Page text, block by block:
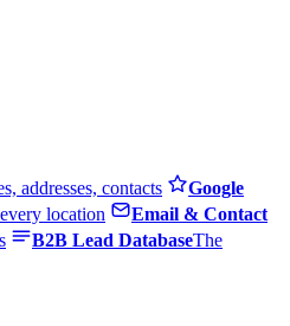
addresses, contacts
Google
location
Email & Contact
B2B Lead DatabaseThe